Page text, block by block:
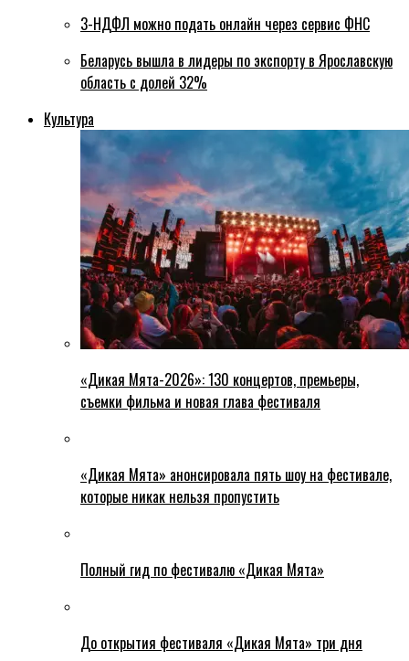
3-НДФЛ можно подать онлайн через сервис ФНС
Беларусь вышла в лидеры по экспорту в Ярославскую
область с долей 32%
Культура
«Дикая Мята-2026»: 130 концертов, премьеры,
съемки фильма и новая глава фестиваля
«Дикая Мята» анонсировала пять шоу на фестивале,
которые никак нельзя пропустить
Полный гид по фестивалю «Дикая Мята»
До открытия фестиваля «Дикая Мята» три дня